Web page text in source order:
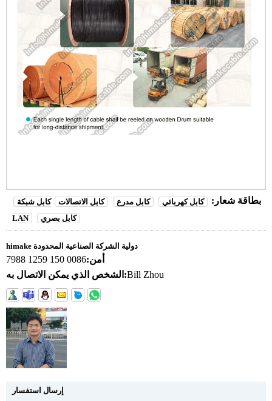
بطاقة شعار: كابل كهربائي كابل مدرع كابل الاتصالات
كابل شبكة
LAN
كابل بصري
himake دولية الشركة الصناعية المحدودة
أمن:0086 150 1259 7988
الشخص الذي يمكن الاتصال به:Bill Zhou
إرسال استفسار